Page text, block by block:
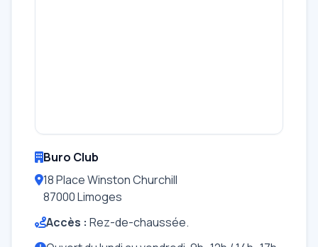
Buro Club
18 Place Winston Churchill
87000 Limoges
Accès : Rez-de-chaussée.